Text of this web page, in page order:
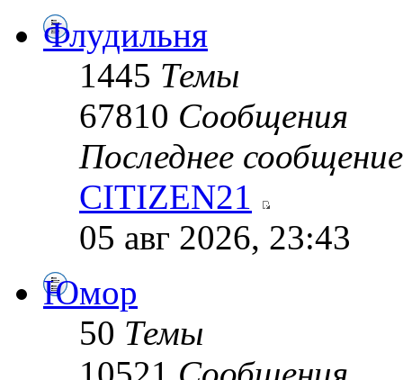
Флудильня
1445 Темы
67810 Сообщения
Последнее сообщение
CITIZEN21
05 авг 2026, 23:43
Юмор
50 Темы